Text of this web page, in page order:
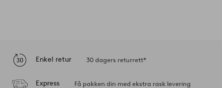
Enkel retur 30 dagers returrett*
Express Få pakken din med ekstra rask levering